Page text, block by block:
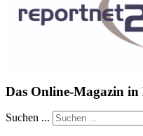
Das Online-Magazin
Suchen ...